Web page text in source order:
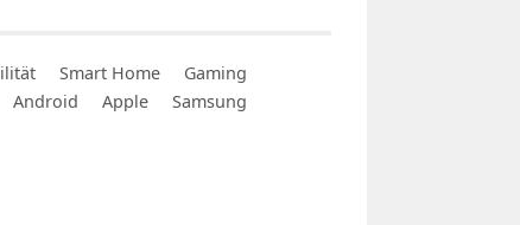
Smart Home
Gaming
Android Apple
Samsung